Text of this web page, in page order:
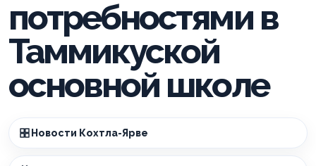
потребностями в
Таммикуской
основной школе
Новости Кохтла-Ярве